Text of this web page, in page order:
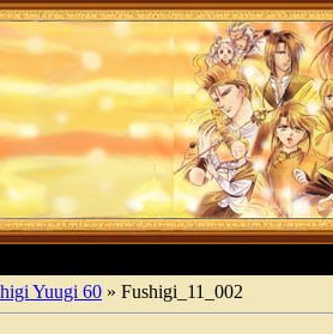
Yuugi 60 » Fushigi_11_002